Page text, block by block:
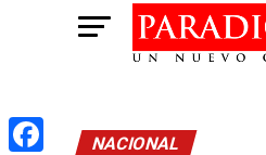
NACIONAL